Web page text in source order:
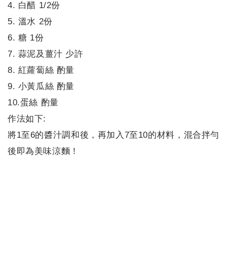
4. 白醋 1/2份
5. 溫水 2份
6. 糖 1份​​​​​​​
7. 蒜泥及薑汁 少許​​​​​​​
8. 紅蘿蔔絲 酌量​​​​​​​
9. 小黃瓜絲 酌量​​​​​​​
10.蛋絲 酌量​​​​​​​
作法如下:​​​​​​​
將1至6的醬汁調和後，再加入7至10的材料，混合拌勻
後即為美味涼麵！